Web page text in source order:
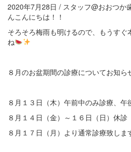
2020年7月28日 / スタッフ@おおつか
んこんにちは！！
そろそろ梅雨も明けるので、もうす
ね
８月のお盆期間の診療についてお知ら
８月１３日（木）午前中のみ診療、午
８月１４日（金）～１６日（日）休診
８月１７日（月）より通常診療致しま